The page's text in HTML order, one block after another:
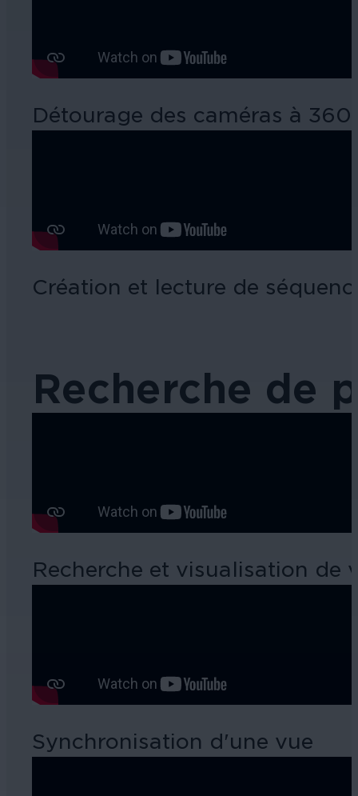
Détourage des caméras à 360
Création et lecture de
Recherche de
Recherche et visualisation de
Synchronisation d'une vue